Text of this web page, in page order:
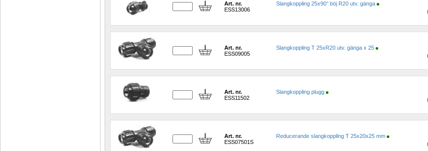
Art. nr.
ESS13006
Slangkoppling 25x90° böj R20 utv. gänga
Art. nr.
ESS09005
Slangkoppling T 25xR20 utv. gänga x 25
Art. nr.
ESS11502
Slangkoppling plugg
Art. nr.
ESS07501S
Reducerande slangkoppling T 25x20x25 mm